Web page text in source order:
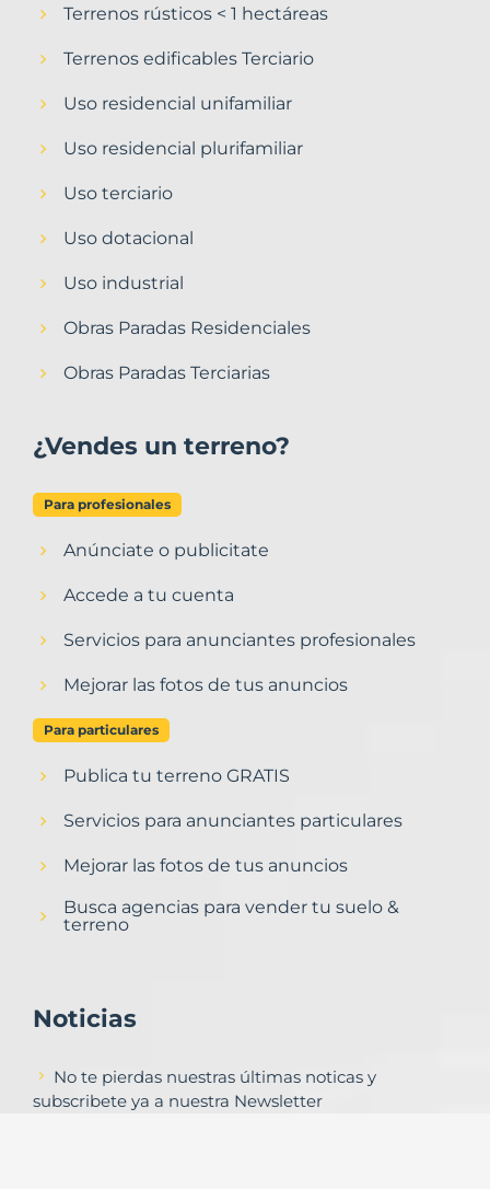
Terrenos rústicos < 1 hectáreas
Terrenos edificables Terciario
Uso residencial unifamiliar
Uso residencial plurifamiliar
Uso terciario
Uso dotacional
Uso industrial
Obras Paradas Residenciales
Obras Paradas Terciarias
¿Vendes un terreno?
Para profesionales
Anúnciate o publicitate
Accede a tu cuenta
Servicios para anunciantes profesionales
Mejorar las fotos de tus anuncios
Para particulares
Publica tu terreno GRATIS
Servicios para anunciantes particulares
Mejorar las fotos de tus anuncios
Busca agencias para vender tu suelo &
terreno
Noticias
No te pierdas nuestras últimas noticas y
subscribete ya a nuestra Newsletter